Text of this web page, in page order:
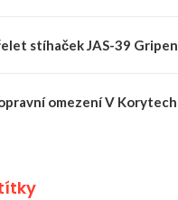
stíhaček JAS-39 Gripen
omezení V Korytech